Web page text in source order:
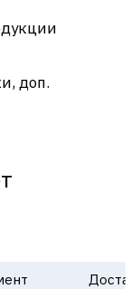
доп.